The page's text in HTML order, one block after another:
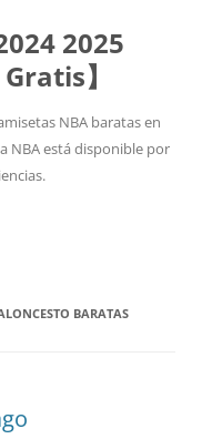
2025
】
NBA baratas en
NBA está disponible por
BARATAS